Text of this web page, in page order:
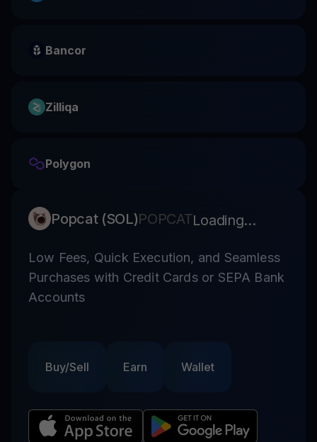
Bancor
Zilliqa
Polygon
Popcat (SOL)POPCATLoading...
Low Fees, Quick Execution, and Seamless
Purchases with Credit Cards or SEPA Bank
Accounts
Buy/Sell Earn Wallet